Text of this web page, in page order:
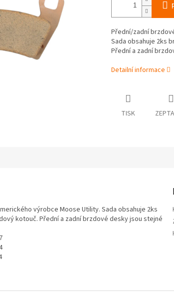
Přední/zadní
Sada obsahuje 2ks
Přední a zadní
Detailní informace
TISK
výrobce Moose Utility. Sada obsahuje 2ks
kotouč. Přední a zadní brzdové desky jsou stejné